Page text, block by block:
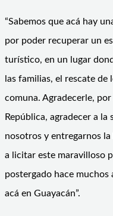
“Sabemos que acá hay
por poder recuperar un
turístico, en un lugar
las familias, el rescate de
comuna. Agradecerle,
República, agradecer a
nosotros y entregarnos
a licitar este maravilloso
postergado hace muchos
acá en Guayacán”.